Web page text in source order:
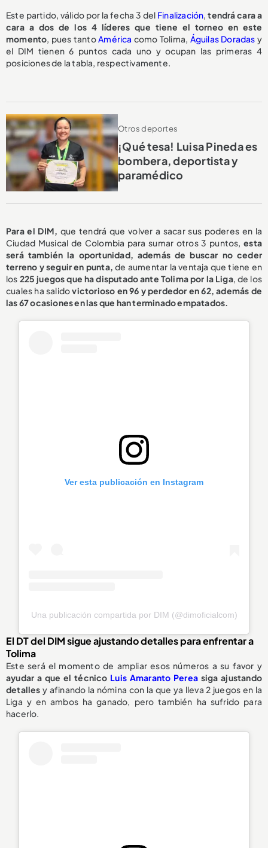
Este partido, válido por la fecha 3 del Finalización,tendrá cara a
cara a dos de los 4 líderes que tiene el torneo en este
momento, pues tantoAmérica como Tolima, Águilas Doradas y
el DIM tienen 6 puntos cada uno y ocupan las primeras 4
posiciones de la tabla, respectivamente.
Otros deportes
¡Qué tesa! Luisa Pineda es
bombera, deportista y
paramédico
Para el DIM, que tendrá que volver a sacar sus poderes en la
Ciudad Musical de Colombia para sumar otros 3 puntos,esta
será también la oportunidad, además de buscar no ceder
terreno y seguir en punta, de aumentar la ventaja que tiene en
los 225 juegos que ha disputado ante Tolima por la Liga, de los
cuales ha salidovictorioso en 96 y perdedor en 62, además de
las 67 ocasiones en las que han terminado empatados.
Ver esta publicación en Instagram
Una publicación compartida por DIM (@dimoficialcom)
El DT del DIM sigue ajustando detalles para enfrentar a
Tolima
Este será el momento de ampliar esos números a su favor y
ayudar a que el técnico Luis Amaranto Perea siga ajustando
detalles y afinando la nómina con la que ya lleva 2 juegos en la
Liga y en ambos ha ganado, pero también ha sufrido para
hacerlo.